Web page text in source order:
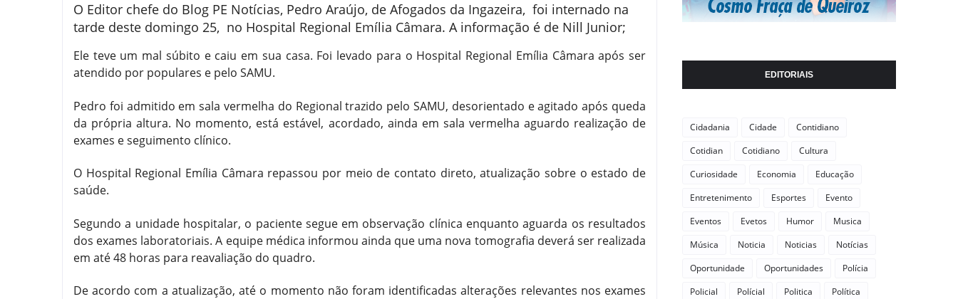
O Editor chefe do Blog PE Notícias, Pedro Araújo, de Afogados da Ingazeira, foi internado na
tarde deste domingo 25, no Hospital Regional Emília Câmara. A informação é de Nill Junior;
Ele teve um mal súbito e caiu em sua casa. Foi levado para o Hospital Regional Emília Câmara após ser
atendido por populares e pelo SAMU.
Pedro foi admitido em sala vermelha do Regional trazido pelo SAMU, desorientado e agitado após queda
da própria altura. No momento, está estável, acordado, ainda em sala vermelha aguardo realização de
exames e seguimento clínico.
O Hospital Regional Emília Câmara repassou por meio de contato direto, atualização sobre o estado de
saúde.
Segundo a unidade hospitalar, o paciente segue em observação clínica enquanto aguarda os resultados
dos exames laboratoriais. A equipe médica informou ainda que uma nova tomografia deverá ser realizada
em até 48 horas para reavaliação do quadro.
De acordo com a atualização, até o momento não foram identificadas alterações relevantes nos exames
EDITORIAIS
Cidadania Cidade
Contidiano
Cotidian
Cotidiano
Cultura
Curiosidade
Economia
Educação
Entretenimento
Esportes
Evento
Eventos
Evetos Humor
Musica
Música
Noticia Noticias
Notícias
Oportunidade
Oportunidades
Polícia
Policial
Polícial Politica
Política